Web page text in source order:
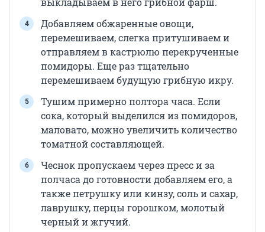
Добавляем обжаренные овощи,
перемешиваем, слегка притушиваем и
отправляем в кастрюлю перекрученные
помидоры. Еще раз тщательно
перемешиваем будущую грибную икру.
Тушим примерно полтора часа. Если
сока, который выделился из помидоров,
маловато, можно увеличить количество
томатной составляющей.
Чеснок пропускаем через пресс и за
полчаса до готовности добавляем его, а
также петрушку или кинзу, соль и сахар,
лаврушку, перцы горошком, молотый
черный и жгучий.